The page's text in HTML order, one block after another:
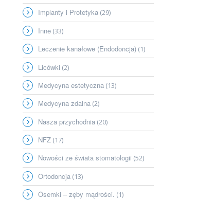
Implanty i Protetyka (29)
Inne (33)
Leczenie kanałowe (Endodoncja) (1)
Licówki (2)
Medycyna estetyczna (13)
Medycyna zdalna (2)
Nasza przychodnia (20)
NFZ (17)
Nowości ze świata stomatologii (52)
Ortodoncja (13)
Ósemki – zęby mądrości. (1)